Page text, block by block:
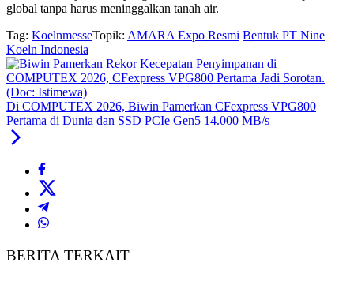
global tanpa harus meninggalkan tanah air.
Tag: KoelnmesseTopik: AMARA Expo Resmi Bentuk PT Nine
Koeln Indonesia
Di COMPUTEX 2026, Biwin Pamerkan CFexpress VPG800
Pertama di Dunia dan SSD PCIe Gen5 14.000 MB/s
BERITA TERKAIT